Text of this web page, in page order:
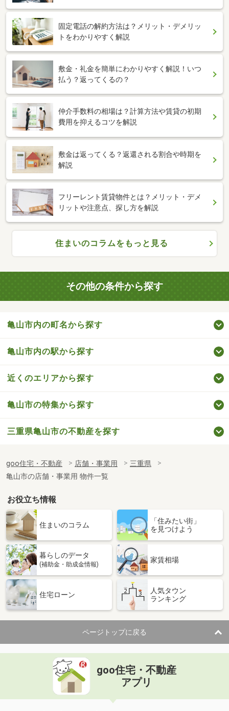
固定電話の解約方法は？メリット・デメリッ
トをわかりやすく解説
敷金・礼金を簡単にわかりやすく解説！いつ
払う？返ってくるの？
仲介手数料の相場は？計算方法や賃貸の初期
費用を抑えるコツを解説
敷金は返ってくる？返還される割合や時期を
解説
フリーレント賃貸物件とは？メリット・デメ
リットや注意点、探し方を解説
住まいのコラムをもっと見る
その他の条件から探す
亀山市内の町名から探す
亀山市内の駅から探す
近くのエリアから探す
亀山市の特集から探す
三重県亀山市の不動産を探す
goo住宅・不動産 店舗・事業用
三重県
亀山市の店舗・事業用 物件一覧
お役立ち情報
住まいのコラム
「住みたい街」
を見つけよう
暮らしのデータ
(補助金・助成金情報)
家賃相場
住宅ローン
人気タウン
ランキング
ページトップに戻る
goo住宅・不動産
アプリ